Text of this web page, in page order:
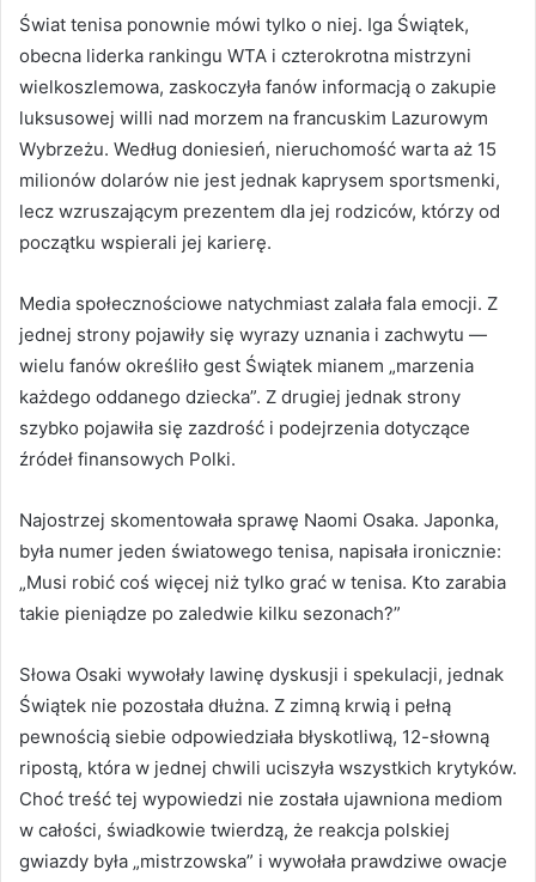
Świat tenisa ponownie mówi tylko o niej. Iga Świątek,
obecna liderka rankingu WTA i czterokrotna mistrzyni
wielkoszlemowa, zaskoczyła fanów informacją o zakupie
luksusowej willi nad morzem na francuskim Lazurowym
Wybrzeżu. Według doniesień, nieruchomość warta aż 15
milionów dolarów nie jest jednak kaprysem sportsmenki,
lecz wzruszającym prezentem dla jej rodziców, którzy od
początku wspierali jej karierę.
Media społecznościowe natychmiast zalała fala emocji. Z
jednej strony pojawiły się wyrazy uznania i zachwytu —
wielu fanów określiło gest Świątek mianem „marzenia
każdego oddanego dziecka”. Z drugiej jednak strony
szybko pojawiła się zazdrość i podejrzenia dotyczące
źródeł finansowych Polki.
Najostrzej skomentowała sprawę Naomi Osaka. Japonka,
była numer jeden światowego tenisa, napisała ironicznie:
„Musi robić coś więcej niż tylko grać w tenisa. Kto zarabia
takie pieniądze po zaledwie kilku sezonach?”
Słowa Osaki wywołały lawinę dyskusji i spekulacji, jednak
Świątek nie pozostała dłużna. Z zimną krwią i pełną
pewnością siebie odpowiedziała błyskotliwą, 12-słowną
ripostą, która w jednej chwili uciszyła wszystkich krytyków.
Choć treść tej wypowiedzi nie została ujawniona mediom
w całości, świadkowie twierdzą, że reakcja polskiej
gwiazdy była „mistrzowska” i wywołała prawdziwe owacje